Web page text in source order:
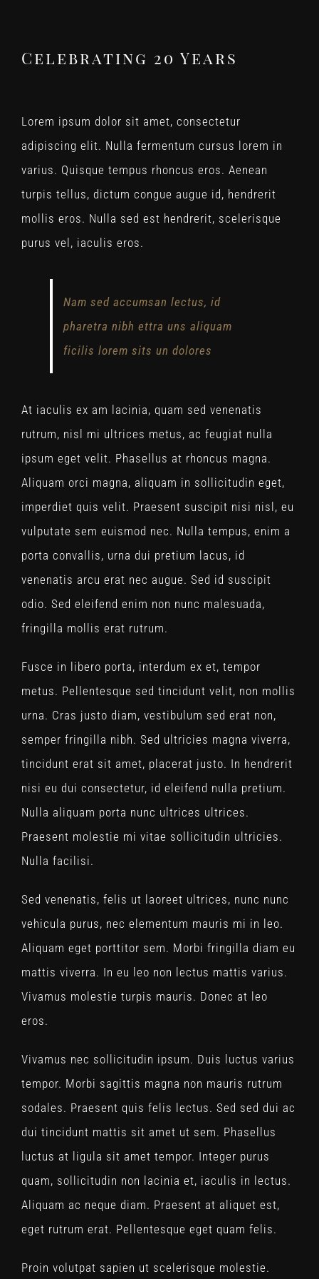
Celebrating 20 Years
Lorem ipsum dolor sit amet, consectetur
adipiscing elit. Nulla fermentum cursus lorem in
varius. Quisque tempus rhoncus eros. Aenean
turpis tellus, dictum congue augue id, hendrerit
mollis eros. Nulla sed est hendrerit, scelerisque
purus vel, iaculis eros.
Nam sed accumsan lectus, id
pharetra nibh ettra uns aliquam
ficilis lorem sits un dolores
At iaculis ex am lacinia, quam sed venenatis
rutrum, nisl mi ultrices metus, ac feugiat nulla
ipsum eget velit. Phasellus at rhoncus magna.
Aliquam orci magna, aliquam in sollicitudin eget,
imperdiet quis velit. Praesent suscipit nisi nisl, eu
vulputate sem euismod nec. Nulla tempus, enim a
porta convallis, urna dui pretium lacus, id
venenatis arcu erat nec augue. Sed id suscipit
odio. Sed eleifend enim non nunc malesuada,
fringilla mollis erat rutrum.
Fusce in libero porta, interdum ex et, tempor
metus. Pellentesque sed tincidunt velit, non mollis
urna. Cras justo diam, vestibulum sed erat non,
semper fringilla nibh. Sed ultricies magna viverra,
tincidunt erat sit amet, placerat justo. In hendrerit
nisi eu dui consectetur, id eleifend nulla pretium.
Nulla aliquam porta nunc ultrices ultrices.
Praesent molestie mi vitae sollicitudin ultricies.
Nulla facilisi.
Sed venenatis, felis ut laoreet ultrices, nunc nunc
vehicula purus, nec elementum mauris mi in leo.
Aliquam eget porttitor sem. Morbi fringilla diam eu
mattis viverra. In eu leo non lectus mattis varius.
Vivamus molestie turpis mauris. Donec at leo
eros.
Vivamus nec sollicitudin ipsum. Duis luctus varius
tempor. Morbi sagittis magna non mauris rutrum
sodales. Praesent quis felis lectus. Sed sed dui ac
dui tincidunt mattis sit amet ut sem. Phasellus
luctus at ligula sit amet tempor. Integer purus
quam, sollicitudin non lacinia et, iaculis in lectus.
Aliquam ac neque diam. Praesent at aliquet est,
eget rutrum erat. Pellentesque eget quam felis.
Proin volutpat sapien ut scelerisque molestie.